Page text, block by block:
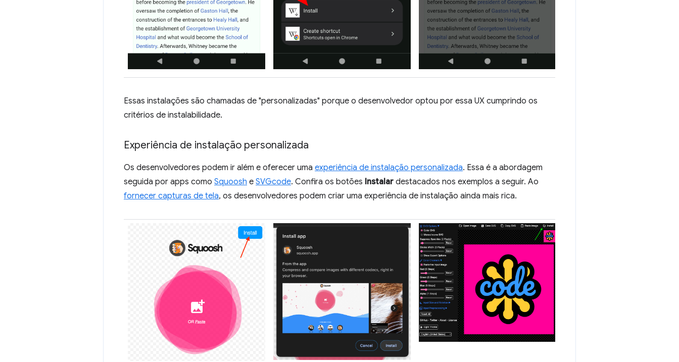
Essas instalações são chamadas de "personalizadas" porque o desenvolvedor optou por essa UX cumprindo os
critérios de instalabilidade.
Experiência de instalação personalizada
Os desenvolvedores podem ir além e oferecer uma experiência de instalação personalizada. Essa é a abordagem
seguida por apps como Squoosh e SVGcode. Confira os botões Instalar destacados nos exemplos a seguir. Ao
fornecer capturas de tela, os desenvolvedores podem criar uma experiência de instalação ainda mais rica.